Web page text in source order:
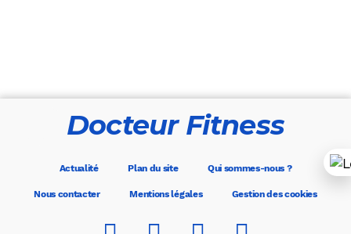
Docteur Fitness
Actualité Plan du site Qui sommes-nous ?
Nous contacter Mentions légales Gestion des cookies